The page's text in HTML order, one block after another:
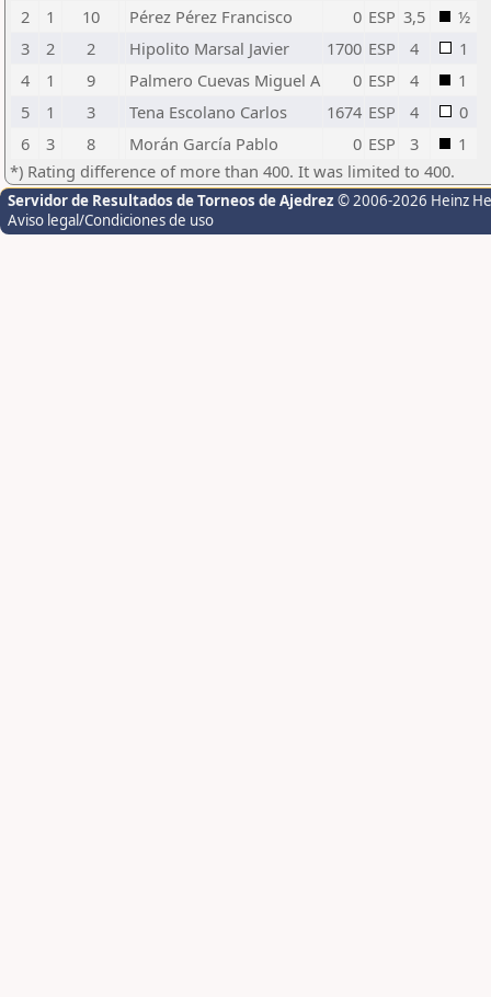
2
1 10 Pérez Pérez Francisco 0 ESP 3,5
½
3
2 2 Hipolito Marsal Javier 1700 ESP 4
1
4
1 9 Palmero Cuevas Miguel A 0 ESP 4
1
5
1 3 Tena Escolano Carlos 1674 ESP 4
0
6
3 8 Morán García Pablo 0 ESP 3
1
*) Rating difference of more than 400. It was limited to 400.
Servidor de Resultados de Torneos de Ajedrez © 2006-2026 Heinz
Aviso legal/Condiciones de uso